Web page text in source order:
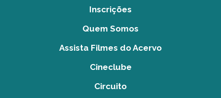
Inscrições
Quem Somos
Assista Filmes do Acervo
Cineclube
Circuito